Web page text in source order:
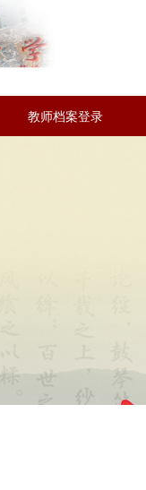
教师档案登录